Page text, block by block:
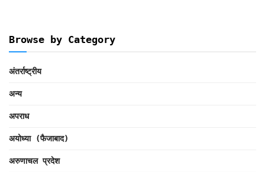
Browse by Category
अंतर्राष्ट्रीय
अन्य
अपराध
अयोध्या (फैजाबाद)
अरुणाचल प्रदेश